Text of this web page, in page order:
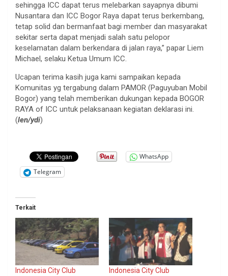
sehingga ICC dapat terus melebarkan sayapnya dibumi
Nusantara dan ICC Bogor Raya dapat terus berkembang,
tetap solid dan bermanfaat bagi member dan masyarakat
sekitar serta dapat menjadi salah satu pelopor
keselamatan dalam berkendara di jalan raya,” papar Liem
Michael, selaku Ketua Umum ICC.
Ucapan terima kasih juga kami sampaikan kepada
Komunitas yg tergabung dalam PAMOR (Paguyuban Mobil
Bogor) yang telah memberikan dukungan kepada BOGOR
RAYA of ICC untuk pelaksanaan kegiatan deklarasi ini.
(len/ydi)
WhatsApp
Telegram
Terkait
Indonesia City Club
Indonesia City Club